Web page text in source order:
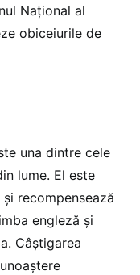
Național al
obiceiurile de
una dintre cele
lume. El este
recompensează
engleză și
Câștigarea